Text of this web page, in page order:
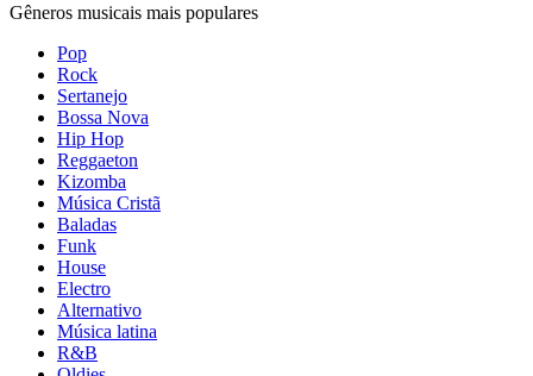
Gêneros musicais mais populares
Pop
Rock
Sertanejo
Bossa Nova
Hip Hop
Reggaeton
Kizomba
Música Cristã
Baladas
Funk
House
Electro
Alternativo
Música latina
R&B